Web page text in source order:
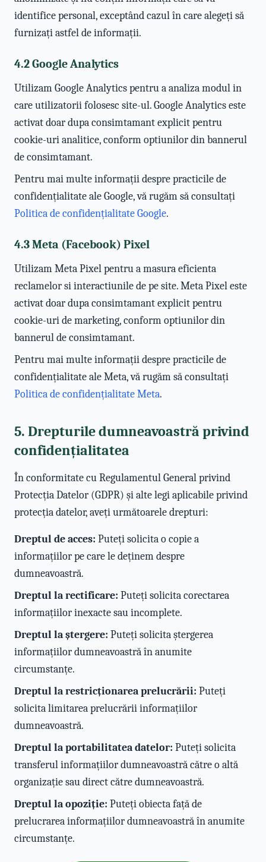
identifice personal, exceptând cazul în care alegeți să
furnizați astfel de informații.
4.2 Google Analytics
Utilizam Google Analytics pentru a analiza modul in
care utilizatorii folosesc site-ul. Google Analytics este
activat doar dupa consimtamant explicit pentru
cookie-uri analitice, conform optiunilor din bannerul
de consimtamant.
Pentru mai multe informații despre practicile de
confidențialitate ale Google, vă rugăm să consultați
Politica de confidențialitate Google.
4.3 Meta (Facebook) Pixel
Utilizam Meta Pixel pentru a masura eficienta
reclamelor si interactiunile de pe site. Meta Pixel este
activat doar dupa consimtamant explicit pentru
cookie-uri de marketing, conform optiunilor din
bannerul de consimtamant.
Pentru mai multe informații despre practicile de
confidențialitate ale Meta, vă rugăm să consultați
Politica de confidențialitate Meta.
5. Drepturile dumneavoastră privind
confidențialitatea
În conformitate cu Regulamentul General privind
Protecția Datelor (GDPR) și alte legi aplicabile privind
protecția datelor, aveți următoarele drepturi:
Dreptul de acces: Puteți solicita o copie a
informațiilor pe care le deținem despre
dumneavoastră.
Dreptul la rectificare: Puteți solicita corectarea
informațiilor inexacte sau incomplete.
Dreptul la ștergere: Puteți solicita ștergerea
informațiilor dumneavoastră în anumite
circumstanțe.
Dreptul la restricționarea prelucrării: Puteți
solicita limitarea prelucrării informațiilor
dumneavoastră.
Dreptul la portabilitatea datelor: Puteți solicita
transferul informațiilor dumneavoastră către o altă
organizație sau direct către dumneavoastră.
Dreptul la opoziție: Puteți obiecta față de
prelucrarea informațiilor dumneavoastră în anumite
circumstanțe.